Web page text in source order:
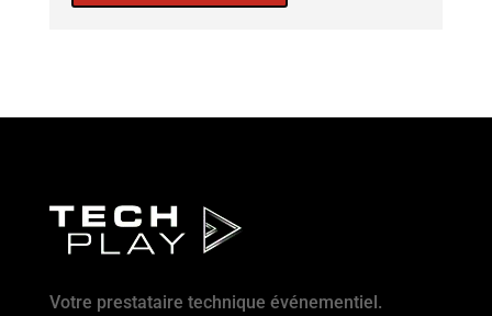
Votre prestataire technique événementiel.